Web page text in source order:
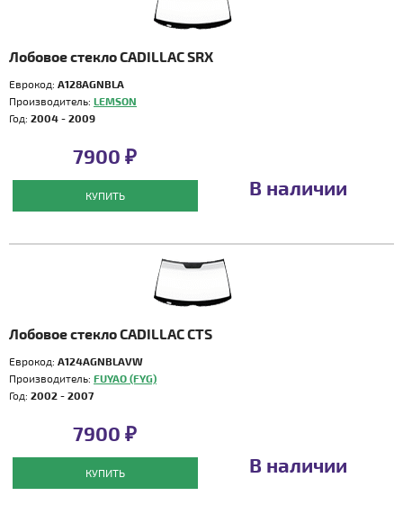
Лобовое стекло CADILLAC SRX
Еврокод: A128AGNBLA
Производитель: LEMSON
Год: 2004 - 2009
7900 ₽
КУПИТЬ В наличии
Лобовое стекло CADILLAC CTS
Еврокод: A124AGNBLAVW
Производитель: FUYAO (FYG)
Год: 2002 - 2007
7900 ₽
КУПИТЬ В наличии